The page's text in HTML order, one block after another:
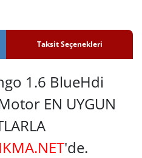
Taksit Seçenekleri
1.6 BlueHdi
EN UYGUN
'de.